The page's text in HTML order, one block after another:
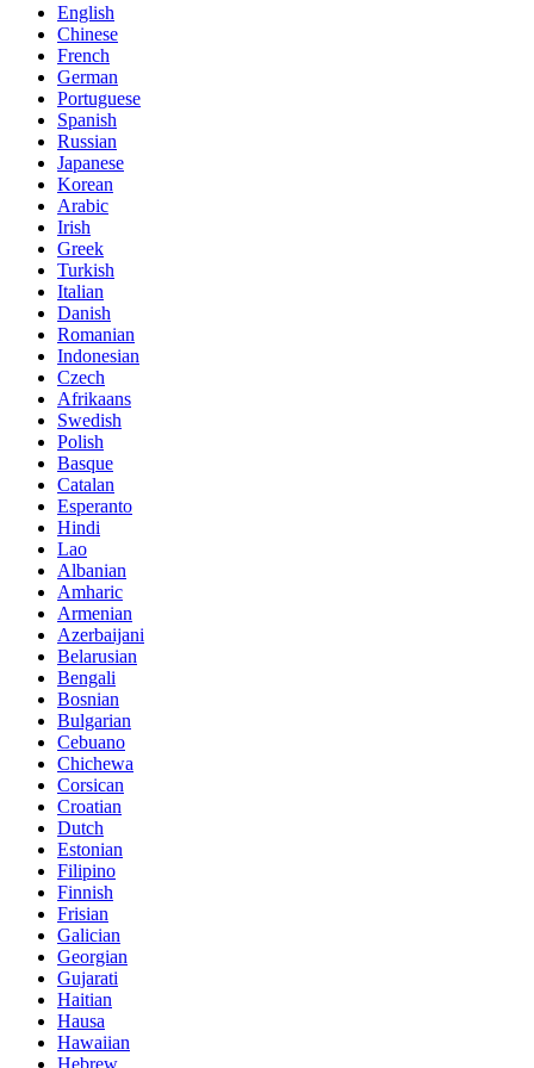
English
Chinese
French
German
Portuguese
Spanish
Russian
Japanese
Korean
Arabic
Irish
Greek
Turkish
Italian
Danish
Romanian
Indonesian
Czech
Afrikaans
Swedish
Polish
Basque
Catalan
Esperanto
Hindi
Lao
Albanian
Amharic
Armenian
Azerbaijani
Belarusian
Bengali
Bosnian
Bulgarian
Cebuano
Chichewa
Corsican
Croatian
Dutch
Estonian
Filipino
Finnish
Frisian
Galician
Georgian
Gujarati
Haitian
Hausa
Hawaiian
Hebrew